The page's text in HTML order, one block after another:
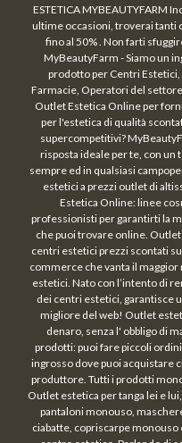
ESTETICA MYBEAUTYFARM
ultime occasioni, troverai tanti
fino al 50% . Non farti
MyBeautyFarm - Siamo un
prodotto per Centri Estetici,
Farmacie, Operatori del
Outlet Estetica Online per
per l'estetica di qualità
supercompetitivi?
risposta ideale per te, con
sempre ed in qualsiasi
estetici a prezzi outlet di
Estetica Online: linee
professionisti per garantirti la
che puoi trovare online.
centri estetici prezzi scontati
commerce che vanta il
estetici. Nato con l’intento di
dei centri estetici, garantisce
migliore del web! Outlet
denaro, senza l' obbligo di
prodotti: puoi fare piccoli
ingrosso dove puoi acquistare
produttore. Tutti i prodotti
Outlet estetica per tanga lei e
pantaloni monouso,
ciabatte, copriscarpe